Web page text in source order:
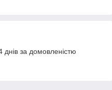
за домовленістю